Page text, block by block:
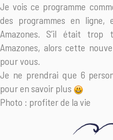
Je vois ce programme
des programmes en ligne,
Amazones. S’il était
Amazones, alors cette
pour vous.
Je ne prendrai que 6
pour en savoir plus
Photo : profiter de la vie